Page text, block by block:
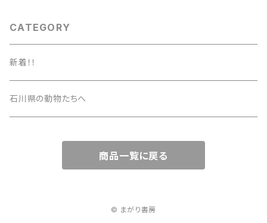
CATEGORY
新着！！
石川県の動物たちへ
商品一覧に戻る
© まがり書房